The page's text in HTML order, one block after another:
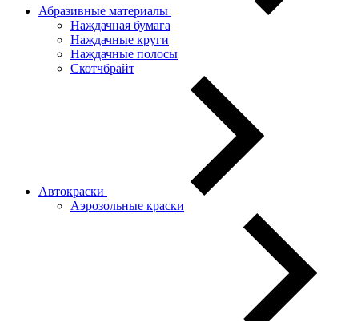
Абразивные материалы
Наждачная бумага
Наждачные круги
Наждачные полосы
Скотчбрайт
Автокраски
Аэрозольные краски